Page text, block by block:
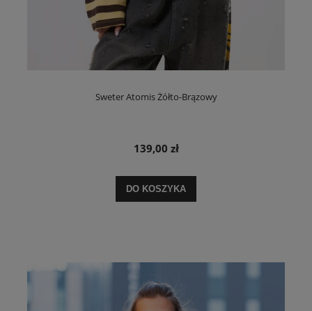
Sweter Atomis Żółto-Brązowy
139,00 zł
DO KOSZYKA